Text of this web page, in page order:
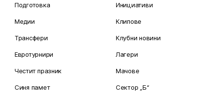
Подготовка
Медии
Трансфери
Евротурнири
Честит празник
Синя памет
Инициативи
Клипове
Клубни новини
Лагери
Мачове
Сектор „Б“